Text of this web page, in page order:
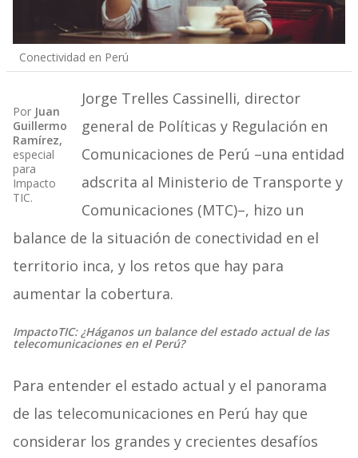
Conectividad en Perú
Por Juan
Guillermo
Ramírez,
especial
para
Impacto
TIC.
Jorge Trelles Cassinelli, director
general de Políticas y Regulación en
Comunicaciones de Perú –una entidad
adscrita al Ministerio de Transporte y
Comunicaciones (MTC)–, hizo un
balance de la situación de conectividad en el
territorio inca, y los retos que hay para
aumentar la cobertura.
ImpactoTIC: ¿Háganos un balance del estado actual de las
telecomunicaciones en el Perú?
Para entender el estado actual y el panorama
de las telecomunicaciones en Perú hay que
considerar los grandes y crecientes desafíos